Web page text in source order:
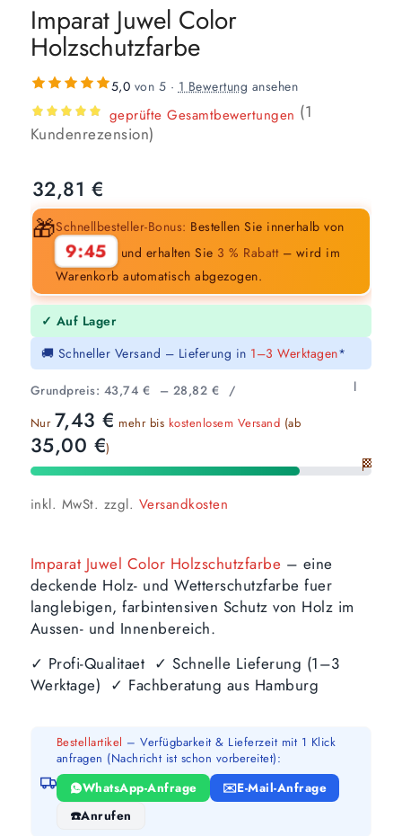
Imparat Juwel Color
Holzschutzfarbe
5,0 von 5 · 1 Bewertung ansehen
Bewertet
basierend
auf
1
Kundenbewertung
geprüfte Gesamtbewertungen (1
Kundenrezension)
32,81 €
🎁Schnellbesteller-Bonus: Bestellen Sie innerhalb von
9:44 und erhalten Sie 3 % Rabatt– wird im
Warenkorb automatisch abgezogen.
✓ Auf Lager
🚚 Schneller Versand – Lieferung in 1–3 Werktagen*
Grundpreis: 43,74 € – 28,82 € / l
Nur 7,43€ mehr bis kostenlosem Versand (ab
35,00 €)
🏁
inkl. MwSt. zzgl. Versandkosten
Imparat Juwel Color Holzschutzfarbe – eine
deckende Holz- und Wetterschutzfarbe fuer
langlebigen, farbintensiven Schutz von Holz im
Aussen- und Innenbereich.
✓ Profi-Qualitaet ✓ Schnelle Lieferung (1–3
Werktage) ✓ Fachberatung aus Hamburg
Bestellartikel – Verfügbarkeit & Lieferzeit mit 1 Klick
anfragen (Nachricht ist schon vorbereitet):
WhatsApp-Anfrage
E-Mail-Anfrage
Anrufen